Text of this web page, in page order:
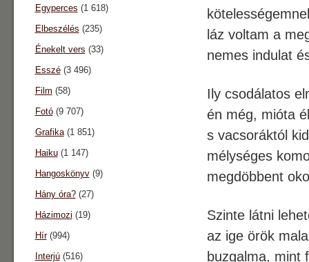
láz voltam a
nemes indulat
Ily csodálatos
én még, mióta
s vacsoráktól
mélységes
megdöbbent
Szinte látni
az ige örök
buzgalma, mint
Egyperces (1 618)
Elbeszélés (235)
Énekelt vers (33)
Esszé(3 496)
Film (58)
Fotó(9 707)
Grafika(1 851)
Haiku(1 147)
Hangoskönyv(9)
Hány óra?(27)
Házimozi (19)
Hír(994)
Interjú(516)